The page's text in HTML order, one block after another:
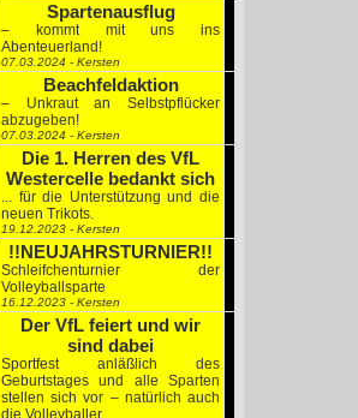
Spartenausflug
– kommt mit uns ins
Abenteuerland!
07.03.2024 - Kersten
Beachfeldaktion
– Unkraut an Selbstpflücker
abzugeben!
07.03.2024 - Kersten
Die 1. Herren des VfL
Westercelle bedankt sich
... für die Unterstützung und die
neuen Trikots.
19.12.2023 - Kersten
!!NEUJAHRSTURNIER!!
Schleifchenturnier der
Volleyballsparte
16.12.2023 - Kersten
Der VfL feiert und wir
sind dabei
Sportfest anläßlich des
Geburtstages und alle Sparten
stellen sich vor – natürlich auch
die Volleyballer